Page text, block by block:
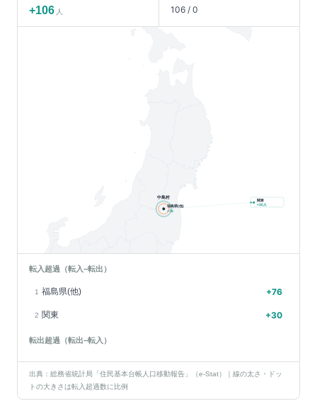
+106 人 106/ 0
福島県(他)
+76
中島村
関東
+30人
転入超過（転入−転出）
1 福島県(他) +76
2 関東 +30
転出超過（転出−転入）
出典：総務省統計局「住民基本台帳人口移動報告」（e-Stat）｜線の太さ・ドッ
トの大きさは転入超過数に比例